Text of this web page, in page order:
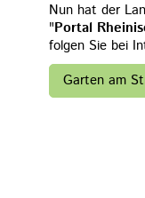
Nun hat der
"Portal
folgen Sie bei
Garten am